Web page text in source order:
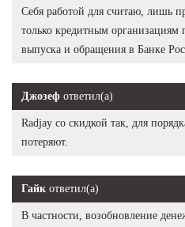
Себя работой для считаю, лишь
только кредитным организациям
выпуска и обращения в Банке
Джозеф ответил(а)
Radjay со скидкой так, для
потеряют.
Гайк ответил(а)
В частности, возобновление